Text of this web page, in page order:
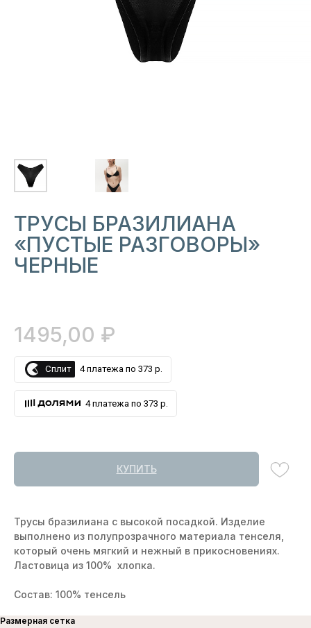
ТРУСЫ БРАЗИЛИАНА
«ПУСТЫЕ РАЗГОВОРЫ»
ЧЕРНЫЕ
1495,00 ₽
Сплит 4 платежа по 373 р.
4 платежа по 373 р.
КУПИТЬ
Трусы бразилиана с высокой посадкой. Изделие
выполнено из полупрозрачного материала тенселя,
который очень мягкий и нежный в прикосновениях.
Ластовица из 100% хлопка.
Состав: 100% тенсель
Размерная сетка